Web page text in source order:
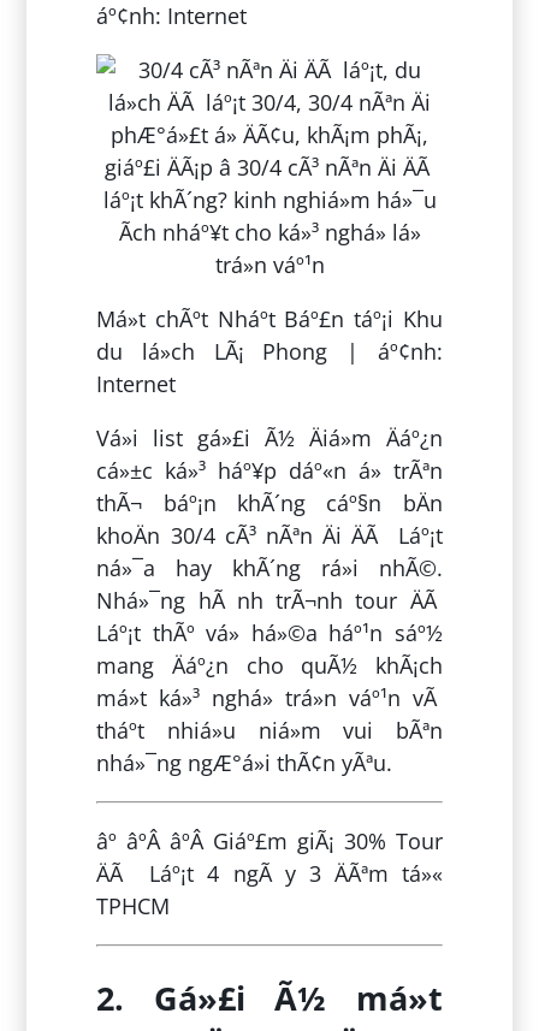
áº¢nh: Internet
Má»t chÃºt Nháº­t Báº£n táº¡i Khu
du lá»ch LÃ¡ Phong | áº¢nh:
Internet
Vá»i list gá»£i Ã½ Äiá»m Äáº¿n
cá»±c ká»³ háº¥p dáº«n á» trÃªn
thÃ¬ báº¡n khÃ´ng cáº§n bÄn
khoÄn 30/4 cÃ³ nÃªn Äi ÄÃ Láº¡t
ná»¯a hay khÃ´ng rá»i nhÃ©.
Nhá»¯ng hÃ nh trÃ¬nh tour ÄÃ
Láº¡t thÃº vá» há»©a háº¹n sáº½
mang Äáº¿n cho quÃ½ khÃ¡ch
má»t ká»³ nghá» trá»n váº¹n vÃ
tháº­t nhiá»u niá»m vui bÃªn
nhá»¯ng ngÆ°á»i thÃ¢n yÃªu.
âº âºÂ âºÂ Giáº£m giÃ¡ 30% Tour
ÄÃ Láº¡t 4 ngÃ y 3 ÄÃªm tá»«
TPHCM
2. Gá»£i Ã½ má»t